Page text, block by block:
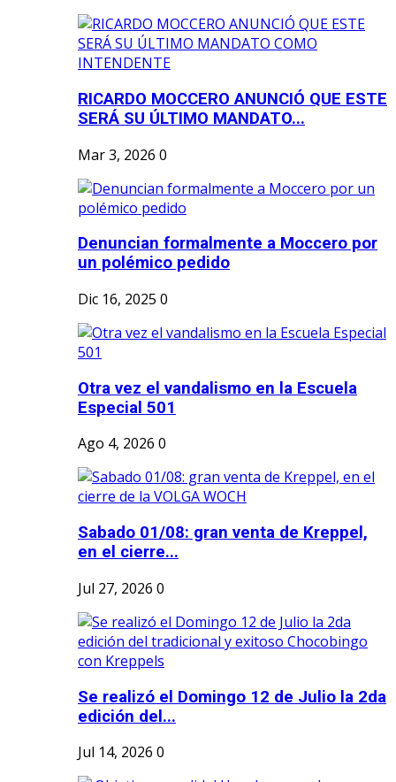
RICARDO MOCCERO ANUNCIÓ QUE ESTE
SERÁ SU ÚLTIMO MANDATO...
Mar 3, 2026 0
Denuncian formalmente a Moccero por
un polémico pedido
Dic 16, 2025 0
Otra vez el vandalismo en la Escuela
Especial 501
Ago 4, 2026 0
Sabado 01/08: gran venta de Kreppel,
en el cierre...
Jul 27, 2026 0
Se realizó el Domingo 12 de Julio la 2da
edición del...
Jul 14, 2026 0